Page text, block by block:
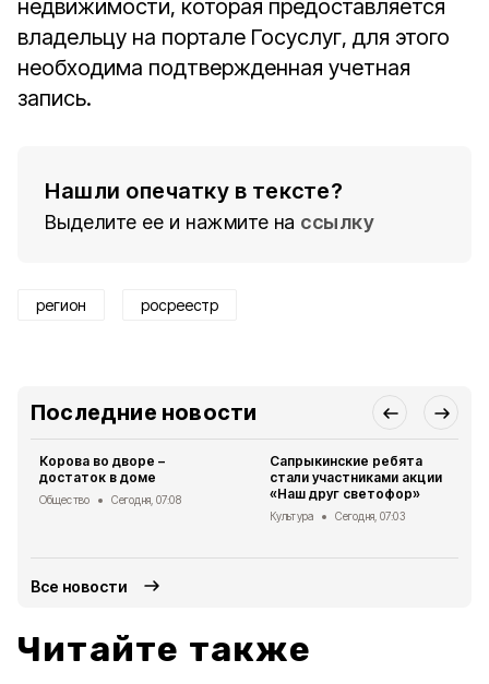
недвижимости, которая предоставляется
владельцу на портале Госуслуг, для этого
необходима подтвержденная учетная
запись.
Нашли опечатку в тексте?
Выделите ее и нажмите на ссылку
регион росреестр
Последние новости
Корова во дворе –
достаток в доме
Общество Сегодня, 07:08
Сапрыкинские ребята
стали участниками акции
«Наш друг светофор»
Культура Сегодня, 07:03
Все новости
Читайте также